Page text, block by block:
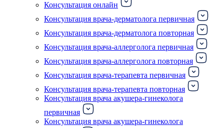
Консультация онлайн
Консультация врача-дерматолога первичная
Консультация врача-дерматолога повторная
Консультация врача-аллерголога первичная
Консультация врача-аллерголога повторная
Консультация врача-терапевта первичная
Консультация врача-терапевта повторная
Консультация врача акушера-гинеколога
первичная
Консультация врача акушера-гинеколога